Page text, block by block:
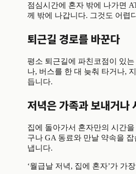
점심시간에 혼자 밖에 나가면
께 밖에 나갑니다. 그것도 어렵
퇴근길 경로를 바꾼다
평소 퇴근길에 파친코점이 있
나, 버스를 한 대 늦춰 타거나,
듭니다.
저녁은 가족과 보내거나
집에 돌아가서 혼자만의 시간
구나 GA 동료와 만날 약속을
냅니다.
‘월급날 저녁, 집에 혼자’가 가